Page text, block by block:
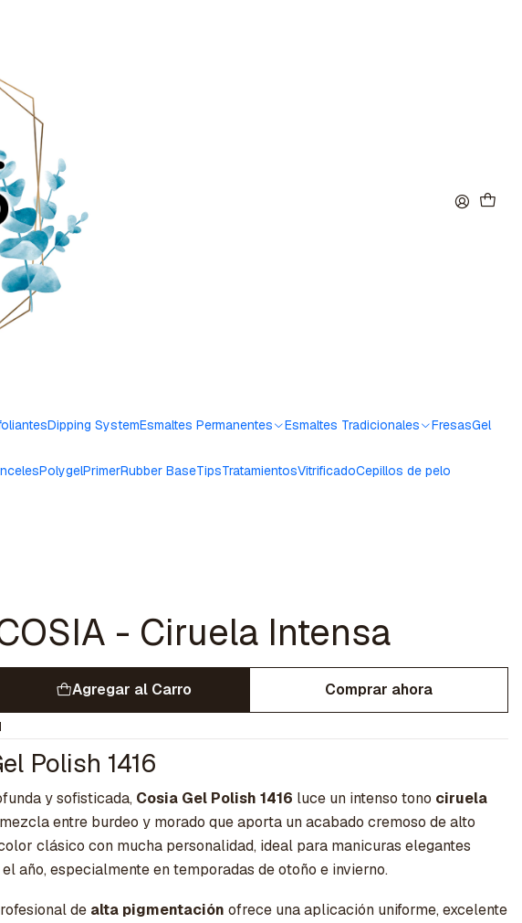
Dipping SystemEsmaltes Permanentes Esmaltes Tradicionales FresasGel
PolygelPrimerRubber BaseTipsTratamientosVitrificadoCepillos de pelo
- Ciruela Intensa
Agregar al Carro Comprar ahora
Polish 1416
y sofisticada, Cosia Gel Polish 1416 luce un intenso tono ciruela
entre burdeo y morado que aporta un acabado cremoso de alto
clásico con mucha personalidad, ideal para manicuras elegantes
año, especialmente en temporadas de otoño e invierno.
de alta pigmentación ofrece una aplicación uniforme, excelente